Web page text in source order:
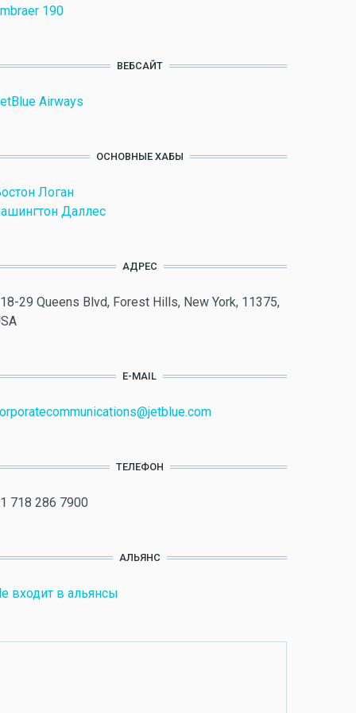
190
ВЕБСАЙТ
Airways
ОСНОВНЫЕ ХАБЫ
Логан
Даллес
АДРЕС
29 Queens Blvd, Forest Hills, New York, 11375,
E-MAIL
ТЕЛЕФОН
718 286 7900
АЛЬЯНС
входит в альянсы